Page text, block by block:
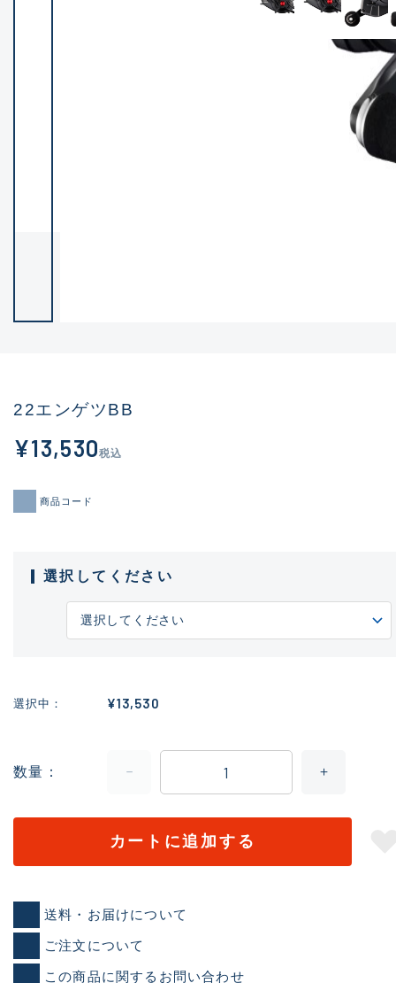
22エンゲツBB
¥13,530税込
商品コード
選択してください
選択中 ¥13,530
数量
カートに追加する
送料・お届けについて
ご注文について
この商品に関するお問い合わせ